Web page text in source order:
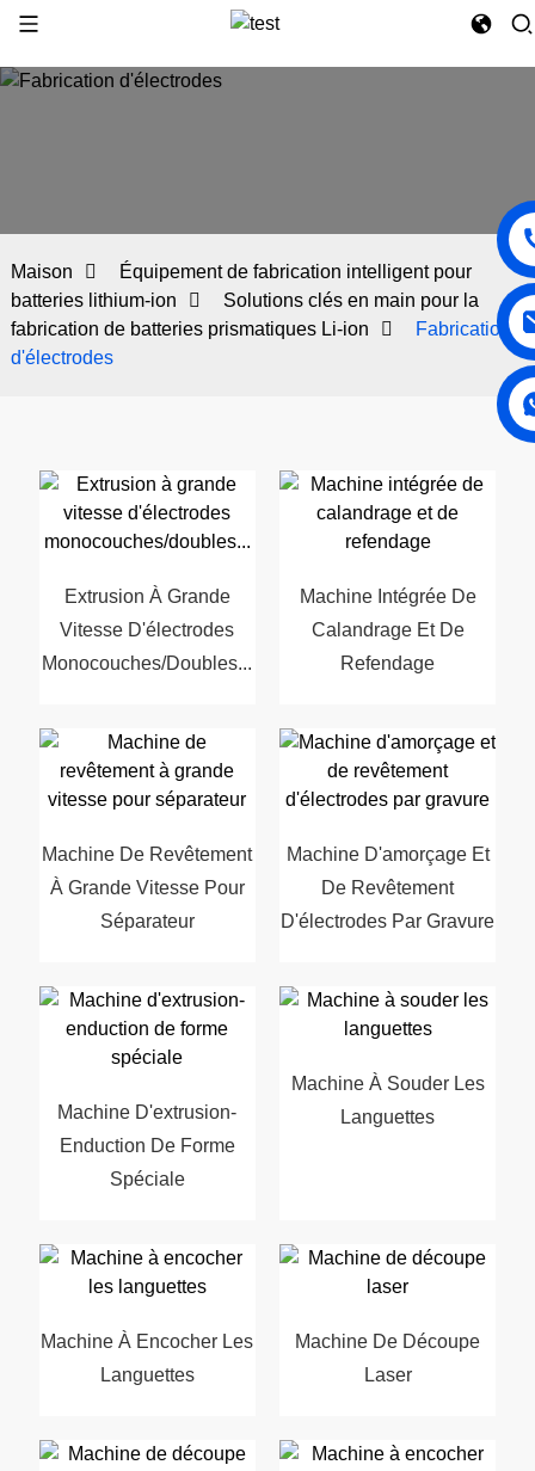
Maison
Équipement de fabrication intelligent pour
batteries lithium-ion
Solutions clés en main pour la
fabrication de batteries prismatiques Li-ion
Fabrication
d'électrodes
Extrusion À Grande
Vitesse D'électrodes
Monocouches/doubles...
Machine Intégrée De
Calandrage Et De
Refendage
Machine De Revêtement
À Grande Vitesse Pour
Séparateur
Machine D'amorçage Et
De Revêtement
D'électrodes Par Gravure
Machine D'extrusion-
Enduction De Forme
Spéciale
Machine À Souder Les
Languettes
Machine À Encocher Les
Languettes
Machine De Découpe
Laser